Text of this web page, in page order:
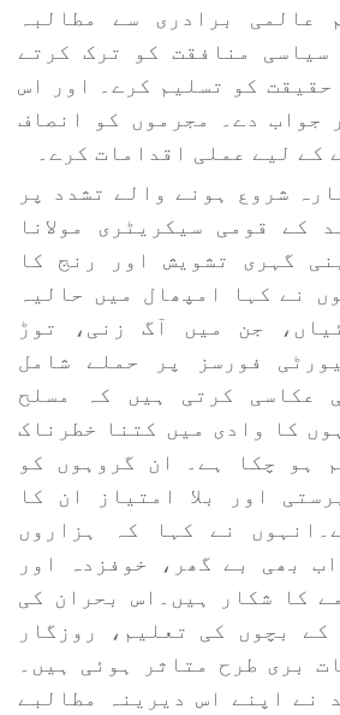
عالمی برادری سے مطالبہ
منافقت کو ترک کرتے
حقیقت کو تسلیم کرے۔ اور اس
جواب دے۔ مجرموں کو انصاف
کے لیے عملی اقدامات کرے۔
شروع ہونے والے تشدد پر
کے قومی سیکریٹری مولانا
گہری تشویش اور رنج کا
نے کہا امپھال میں حالیہ
جن میں آگ زنی، توڑ
فورسز پر حملے شامل
عکاسی کرتی ہیں کہ مسلح
کا وادی میں کتنا خطرناک
ہو چکا ہے۔ ان گروہوں کو
اور بلا امتیاز ان کا
نے کہا کہ ہزاروں
بھی بے گھر، خوفزدہ اور
کا شکار ہیں۔اس بحران کی
بچوں کی تعلیم، روزگار
بری طرح متاثر ہوئی ہیں۔
نے اپنے اس دیرینہ مطالبے